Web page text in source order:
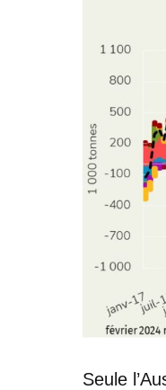
Seule